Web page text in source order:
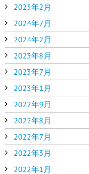
2025年2月
2024年7月
2024年2月
2023年8月
2023年7月
2023年1月
2022年9月
2022年8月
2022年7月
2022年3月
2022年1月